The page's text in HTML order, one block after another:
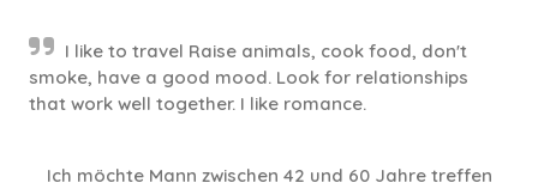
I like to travel Raise animals, cook food, don't
smoke, have a good mood. Look for relationships
that work well together. I like romance.
Ich möchte Mann zwischen 42 und 60 Jahre treffen